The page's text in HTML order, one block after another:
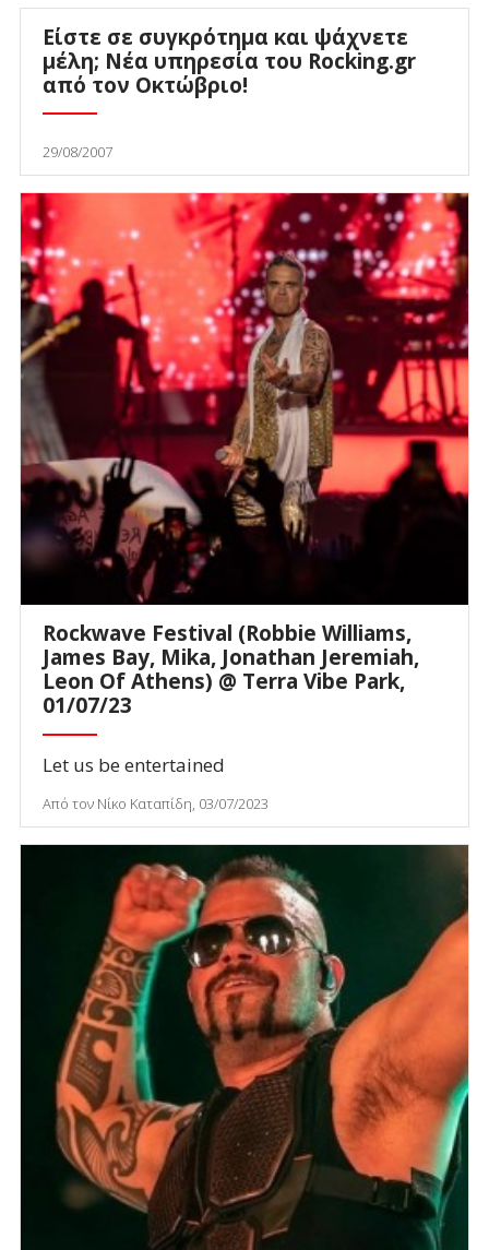
Είστε σε συγκρότημα και ψάχνετε
μέλη; Νέα υπηρεσία του Rocking.gr
από τον Οκτώβριο!
29/08/2007
Rockwave Festival (Robbie Williams,
James Bay, Mika, Jonathan Jeremiah,
Leon Of Athens) @ Terra Vibe Park,
01/07/23
Let us be entertained
Από τον Νίκο Καταπίδη, 03/07/2023